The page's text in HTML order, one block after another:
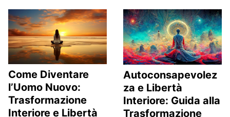
Come Diventare
l’Uomo Nuovo:
Trasformazione
Interiore e Libertà
Autoconsapevolez
za e Libertà
Interiore: Guida alla
Trasformazione